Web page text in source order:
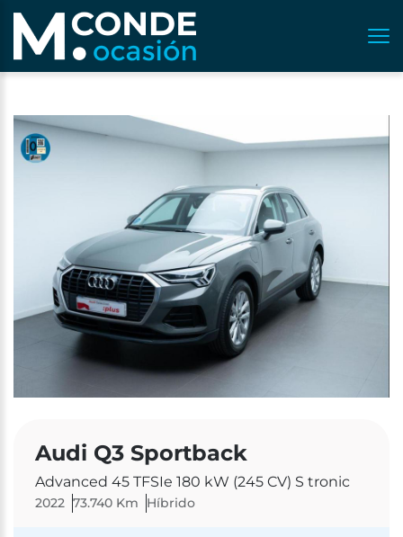
Audi Q3 Sportback
Advanced 45 TFSIe 180 kW (245 CV) S tronic
2022 73.740 Km Híbrido